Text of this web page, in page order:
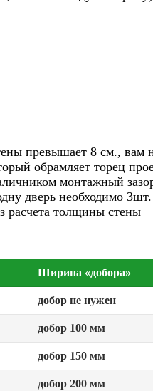
превышает 8 см., вам
обрамляет торец
монтажный
дверь необходимо
расчета толщины стены
Ширина «добора»
добор не нужен
добор 100 мм
добор 150 мм
добор 200 мм